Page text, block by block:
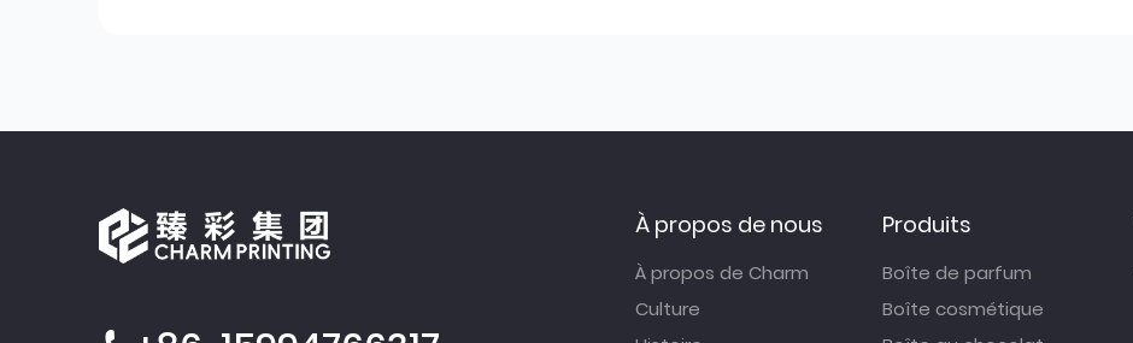
À propos de nous
À propos de Charm
Culture
Produits
Boîte de parfum
Boîte cosmétique